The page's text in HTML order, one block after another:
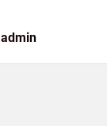
admin